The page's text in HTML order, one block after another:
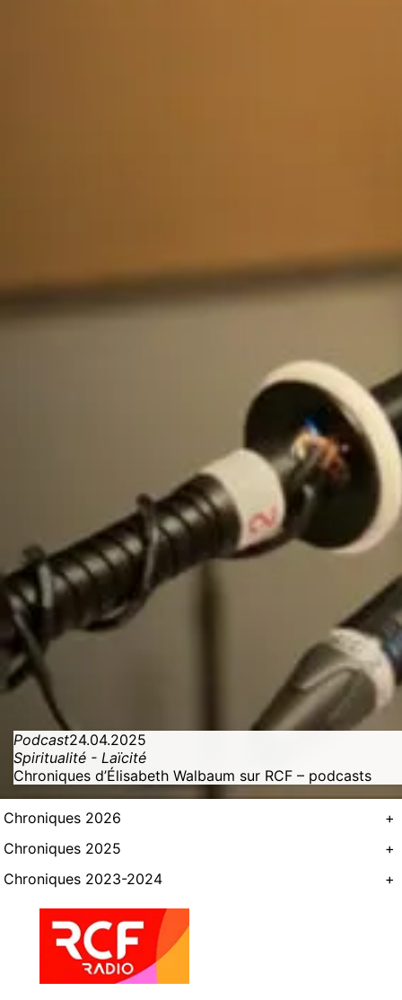
Podcast24.04.2025
Spiritualité - Laïcité
Chroniques d’Élisabeth Walbaum sur RCF – podcasts
Chroniques 2026
+
Chroniques 2025
+
Chroniques 2023-2024
+